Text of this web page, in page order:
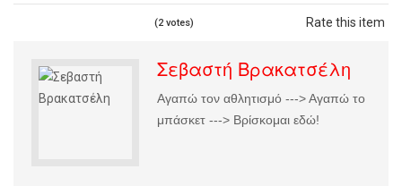
Rate this item
(2 votes)
Σεβαστή Βρακατσέλη
Αγαπώ τον αθλητισμό ---> Αγαπώ το
μπάσκετ ---> Βρίσκομαι εδώ!